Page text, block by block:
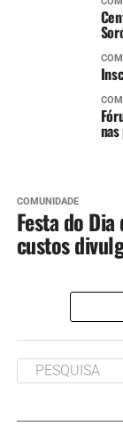
COMUNIDADE
Festa do
custos